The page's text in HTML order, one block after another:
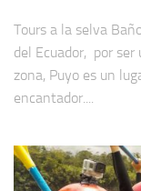
Tours a la selva
del Ecuador, por ser
zona, Puyo es un
encantador....